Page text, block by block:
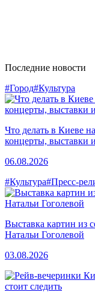
Последние новости
#Город#Культура
Что делать в Киеве
концерты, выставки
06.08.2026
#Культура#Пресс-
Выставка картин из
Натальи Гоголевой
03.08.2026